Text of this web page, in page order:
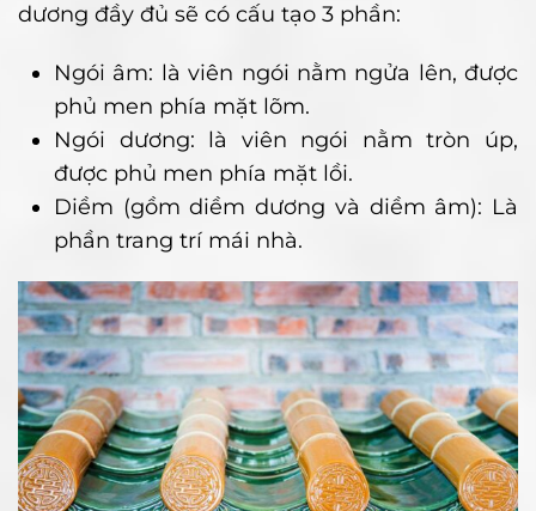
dương đầy đủ sẽ có cấu tạo 3 phần:
Ngói âm: là viên ngói nằm ngửa lên, được
phủ men phía mặt lõm.
Ngói dương: là viên ngói nằm tròn úp,
được phủ men phía mặt lồi.
Diềm (gồm diềm dương và diềm âm): Là
phần trang trí mái nhà.